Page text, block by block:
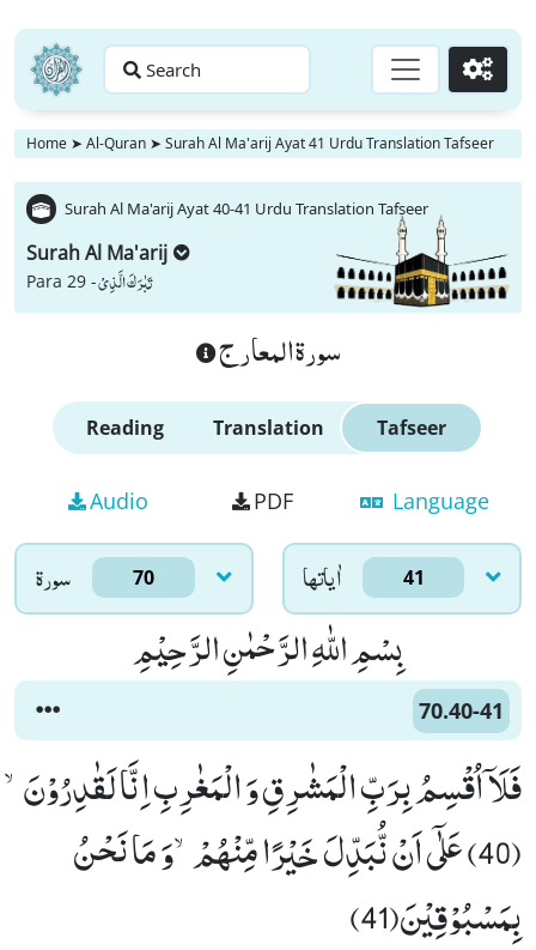
Search Go
Home ➤ Al-Quran ➤ Surah Al Ma'arij Ayat 41 Urdu Translation Tafseer
Surah Al Ma'arij Ayat 40-41 Urdu Translation Tafseer
Surah Al Ma'arij
Para 29 -تَبٰرَكَ الَّذِیْ
سورة المعارج
Reading Translation Tafseer
Audio PDF Language
سورۃ 70 اٰياتها 41
بِسْمِ اللّٰهِ الرَّحْمٰنِ الرَّحِیْمِ
70.40-41
فَلَاۤ اُقْسِمُ بِرَبِّ الْمَشٰرِقِ وَ الْمَغٰرِبِ اِنَّا لَقٰدِرُوْنَۙ
(40) عَلٰۤى اَنْ نُّبَدِّلَ خَیْرًا مِّنْهُمْۙ-وَ مَا نَحْنُ
بِمَسْبُوْقِیْنَ(41)